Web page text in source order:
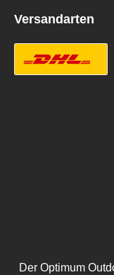
Versandarten
Der Optimum